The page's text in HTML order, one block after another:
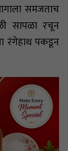
समजताच
सापळा रचून
रंगेहाथ पकडून